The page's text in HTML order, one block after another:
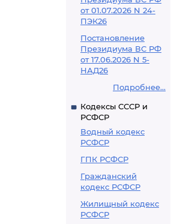
от 01.07.2026 N 24-
ПЭК26
Постановление
Президиума ВС РФ
от 17.06.2026 N 5-
НАД26
Подробнее...
Кодексы СССР и
РСФСР
Водный кодекс
РСФСР
ГПК РСФСР
Гражданский
кодекс РСФСР
Жилищный кодекс
РСФСР